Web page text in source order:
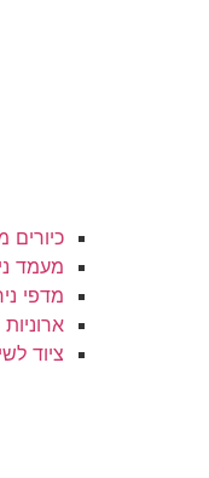
כיורים
מעמד
מדפי
ציוד